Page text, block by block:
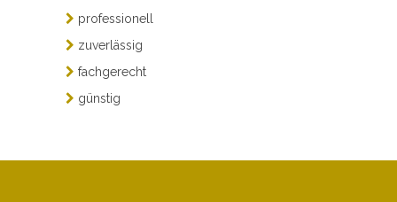
professionell
zuverlässig
fachgerecht
günstig